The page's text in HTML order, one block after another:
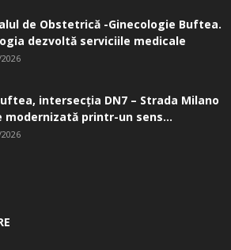
de Obstetrică -Ginecologie Buftea.
dezvoltă serviciile medicale
intersecţia DN7 – Strada Milano
modernizată printr-un sens...